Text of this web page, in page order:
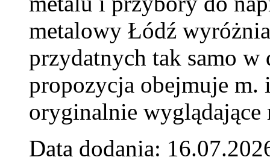
metalowy Łódź
przydatnych tak samo w
propozycja obejmuje m.
oryginalnie wyglądające
Data dodania: